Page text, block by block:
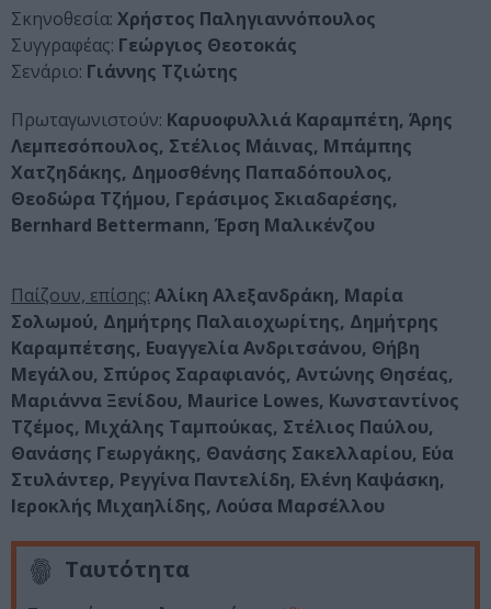
Σκηνοθεσία: Χρήστος Παληγιαννόπουλος
Συγγραφέας: Γεώργιος Θεοτοκάς
Σενάριο: Γιάννης Τζιώτης
Πρωταγωνιστούν: Καρυοφυλλιά Καραμπέτη, Άρης
Λεμπεσόπουλος, Στέλιος Μάινας, Μπάμπης
Χατζηδάκης, Δημοσθένης Παπαδόπουλος,
Θεοδώρα Τζήμου, Γεράσιμος Σκιαδαρέσης,
Bernhard Bettermann, Έρση Μαλικένζου
Παίζουν, επίσης: Αλίκη Αλεξανδράκη, Μαρία
Σολωμού, Δημήτρης Παλαιοχωρίτης, Δημήτρης
Καραμπέτσης, Ευαγγελία Ανδριτσάνου, Θήβη
Μεγάλου, Σπύρος Σαραφιανός, Αντώνης Θησέας,
Μαριάννα Ξενίδου, Maurice Lowes, Κωνσταντίνος
Τζέμος, Μιχάλης Ταμπούκας, Στέλιος Παύλου,
Θανάσης Γεωργάκης, Θανάσης Σακελλαρίου, Εύα
Στυλάντερ, Ρεγγίνα Παντελίδη, Ελένη Καψάσκη,
Ιεροκλής Μιχαηλίδης, Λούσα Μαρσέλλου
Ταυτότητα